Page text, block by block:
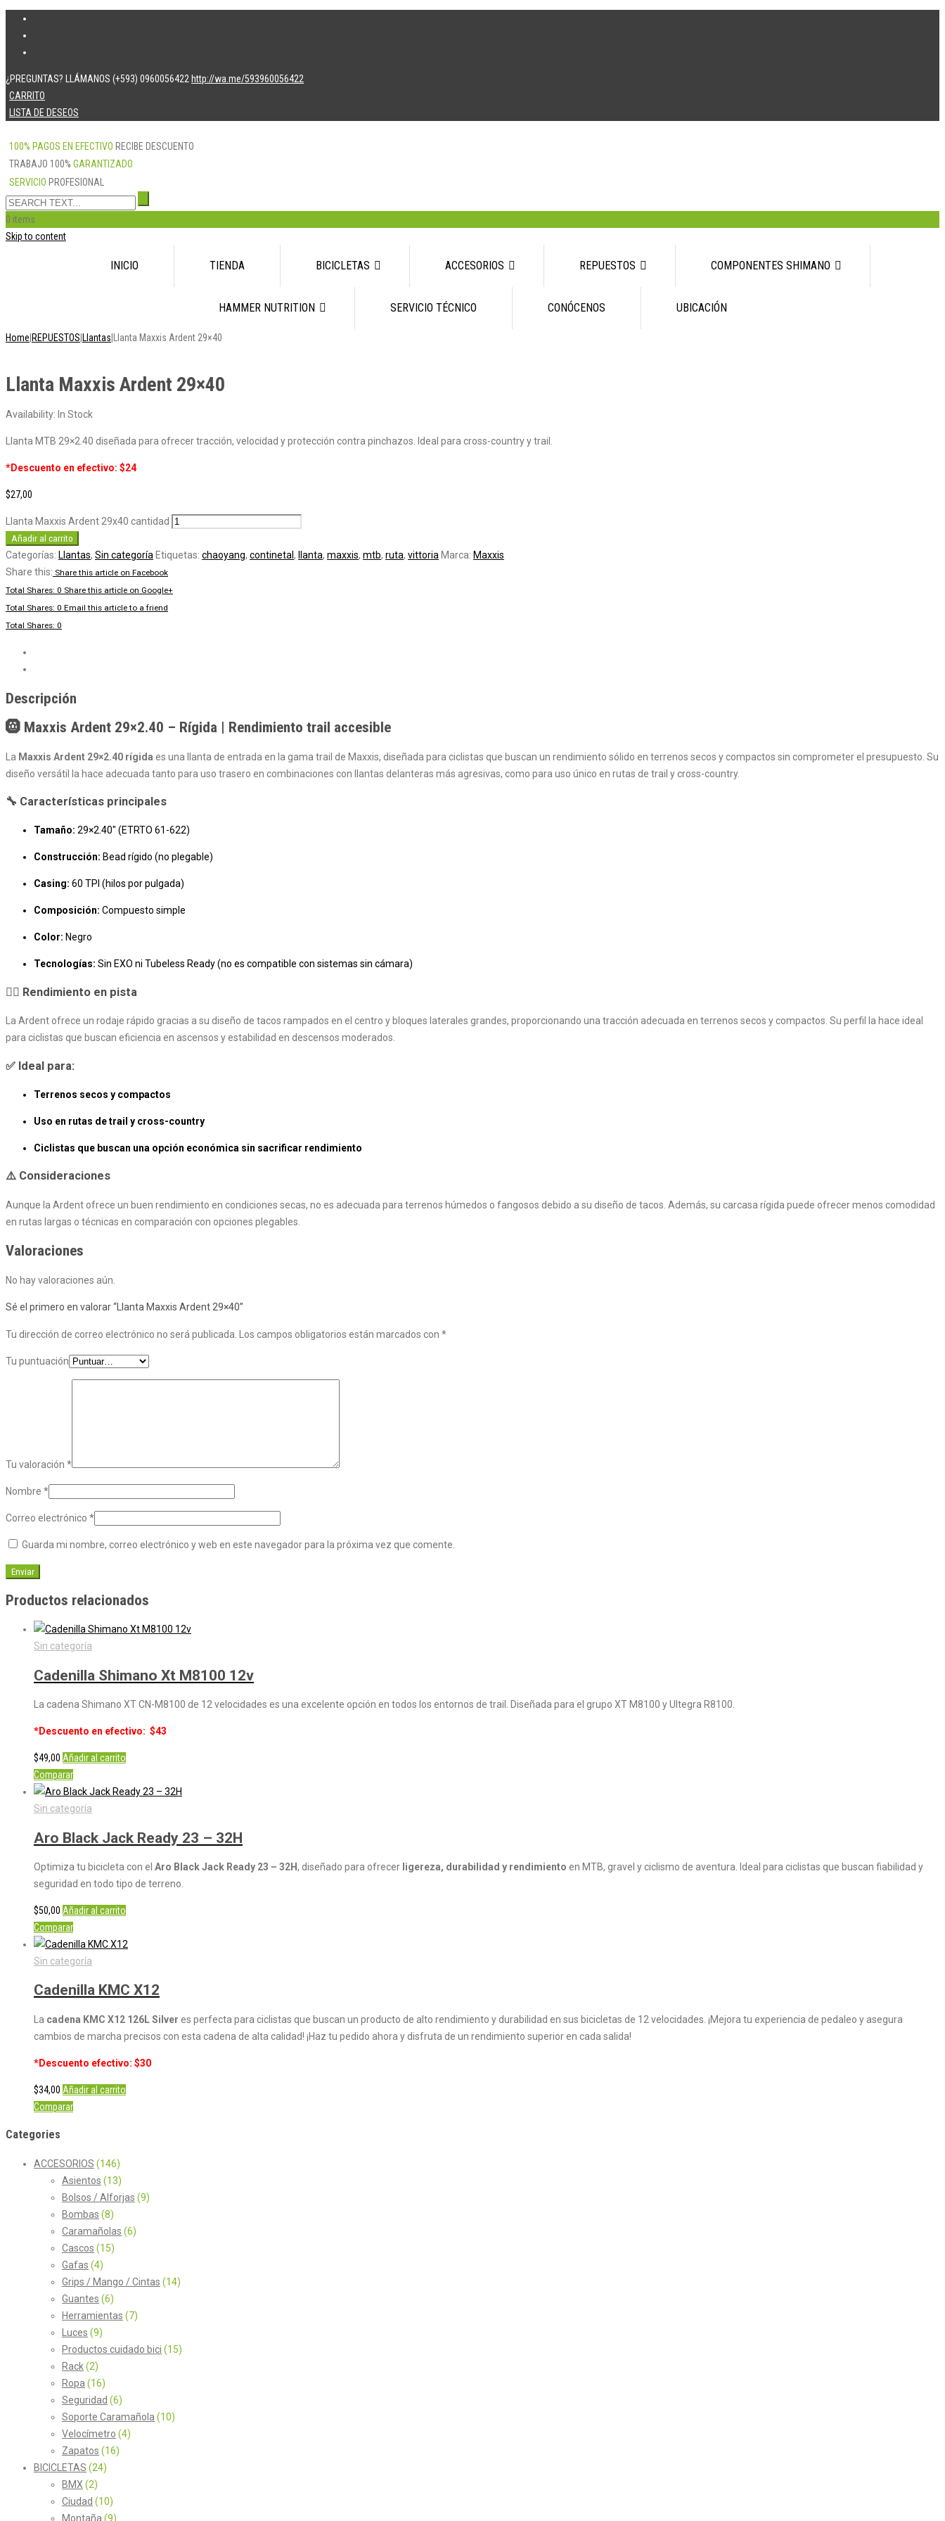
¿PREGUNTAS? LLÁMANOS (+593) 0960056422 http://wa.me/593960056422
CARRITO
LISTA DE DESEOS
100% PAGOS EN EFECTIVO RECIBE DESCUENTO
TRABAJO 100% GARANTIZADO
SERVICIO PROFESIONAL
0 items
Skip to content
INICIO TIENDA BICICLETAS ACCESORIOS REPUESTOS COMPONENTES SHIMANO
HAMMER NUTRITION SERVICIO TÉCNICO CONÓCENOS UBICACIÓN
Home REPUESTOS Llantas Llanta Maxxis Ardent 29×40
Llanta Maxxis Ardent 29×40
Availability: In Stock
Llanta MTB 29×2.40 diseñada para ofrecer tracción, velocidad y protección contra pinchazos. Ideal para cross-country y trail.
*Descuento en efectivo: $24
$27,00
Llanta Maxxis Ardent 29x40 cantidad
Añadir al carrito
Categorías: Llantas, Sin categoría Etiquetas: chaoyang, continetal, llanta, maxxis, mtb, ruta, vittoria Marca: Maxxis
Share this: Share this article on Facebook
Total Shares: 0 Share this article on Google+
Total Shares: 0 Email this article to a friend
Total Shares: 0
Descripción
🛞 Maxxis Ardent 29×2.40 – Rígida | Rendimiento trail accesible
La Maxxis Ardent 29×2.40 rígida es una llanta de entrada en la gama trail de Maxxis, diseñada para ciclistas que buscan un rendimiento sólido en terrenos secos y compactos sin comprometer el presupuesto. Su
diseño versátil la hace adecuada tanto para uso trasero en combinaciones con llantas delanteras más agresivas, como para uso único en rutas de trail y cross-country.
🔧 Características principales
Tamaño: 29×2.40″ (ETRTO 61-622)
Construcción: Bead rígido (no plegable)
Casing: 60 TPI (hilos por pulgada)
Composición: Compuesto simple
Color: Negro
Tecnologías: Sin EXO ni Tubeless Ready (no es compatible con sistemas sin cámara)
🚴‍♂️ Rendimiento en pista
La Ardent ofrece un rodaje rápido gracias a su diseño de tacos rampados en el centro y bloques laterales grandes, proporcionando una tracción adecuada en terrenos secos y compactos. Su perfil la hace ideal
para ciclistas que buscan eficiencia en ascensos y estabilidad en descensos moderados.
✅ Ideal para:
Terrenos secos y compactos
Uso en rutas de trail y cross-country
Ciclistas que buscan una opción económica sin sacrificar rendimiento
⚠️ Consideraciones
Aunque la Ardent ofrece un buen rendimiento en condiciones secas, no es adecuada para terrenos húmedos o fangosos debido a su diseño de tacos. Además, su carcasa rígida puede ofrecer menos comodidad
en rutas largas o técnicas en comparación con opciones plegables.
Valoraciones
No hay valoraciones aún.
Sé el primero en valorar “Llanta Maxxis Ardent 29×40”
Tu dirección de correo electrónico no será publicada. Los campos obligatorios están marcados con *
Tu puntuación
Tu valoración *
Nombre *
Correo electrónico *
Guarda mi nombre, correo electrónico y web en este navegador para la próxima vez que comente.
Productos relacionados
Sin categoría
Cadenilla Shimano Xt M8100 12v
La cadena Shimano XT CN-M8100 de 12 velocidades es una excelente opción en todos los entornos de trail. Diseñada para el grupo XT M8100 y Ultegra R8100.
*Descuento en efectivo: $43
$49,00 Añadir al carrito
Comparar
Sin categoría
Aro Black Jack Ready 23 – 32H
Optimiza tu bicicleta con el Aro Black Jack Ready 23 – 32H, diseñado para ofrecer ligereza, durabilidad y rendimiento en MTB, gravel y ciclismo de aventura. Ideal para ciclistas que buscan fiabilidad y
seguridad en todo tipo de terreno.
$50,00 Añadir al carrito
Comparar
Sin categoría
Cadenilla KMC X12
La cadena KMC X12 126L Silver es perfecta para ciclistas que buscan un producto de alto rendimiento y durabilidad en sus bicicletas de 12 velocidades. ¡Mejora tu experiencia de pedaleo y asegura
cambios de marcha precisos con esta cadena de alta calidad! ¡Haz tu pedido ahora y disfruta de un rendimiento superior en cada salida!
*Descuento efectivo: $30
$34,00 Añadir al carrito
Comparar
Categories
ACCESORIOS (146)
Asientos (13)
Bolsos / Alforjas (9)
Bombas (8)
Caramañolas (6)
Cascos (15)
Gafas (4)
Grips / Mango / Cintas (14)
Guantes (6)
Herramientas (7)
Luces (9)
Productos cuidado bici (15)
Rack(2)
Ropa (16)
Seguridad (6)
Soporte Caramañola (10)
Velocímetro (4)
Zapatos (16)
BICICLETAS (24)
BMX (2)
Ciudad (10)
Montaña (9)